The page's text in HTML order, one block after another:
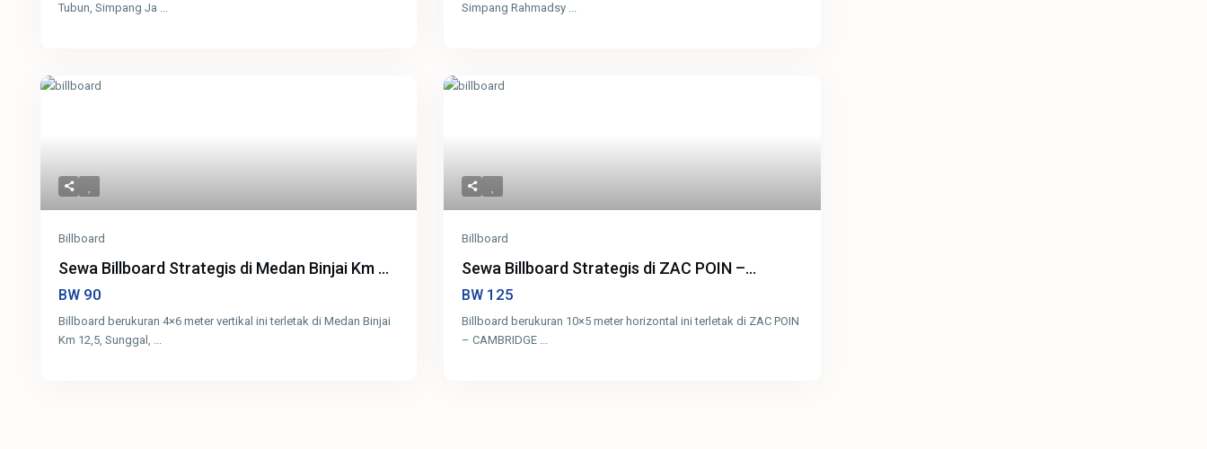
Tubun, Simpang Ja ...
Simpang Rahmadsy ...
Billboard
Sewa Billboard Strategis di Medan Binjai Km ...
BW 90
Billboard berukuran 4×6 meter vertikal ini terletak di Medan Binjai
Km 12,5, Sunggal, ...
Billboard
Sewa Billboard Strategis di ZAC POIN –...
BW 125
Billboard berukuran 10×5 meter horizontal ini terletak di ZAC POIN
– CAMBRIDGE ...